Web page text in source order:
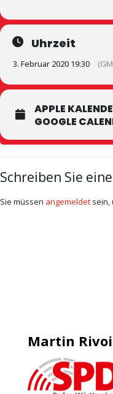
Uhrzeit
3. Februar 2020 19:30
APPLE
GOOGLE
Schreiben Sie
Sie müssen angemeldet sein,
Martin